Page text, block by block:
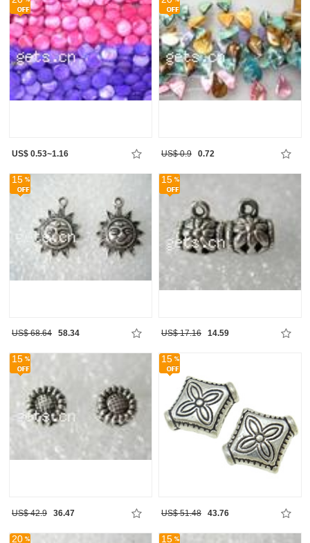
US$ 0.53~1.16 US$ 0.9 0.72
15
US$ 68.64 58.34
15
US$ 17.16 14.59
15
US$ 42.9 36.47
15
US$ 51.48 43.76
20 15